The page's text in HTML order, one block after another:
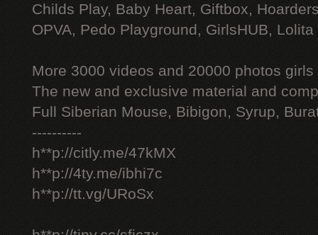
Childs Play, Baby Heart, Giftbox,
OPVA, Pedo Playground, GirlsHUB, Lolita
More 3000 videos and 20000 photos
The new and exclusive material and
Full Siberian Mouse, Bibigon, Syrup,
----------
h**p://citly.me/47kMX
h**p://4ty.me/ibhi7c
h**p://tt.vg/URoSx